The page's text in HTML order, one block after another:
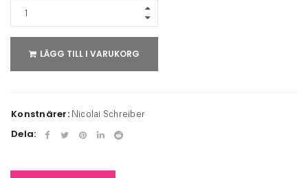
LÄGG TILL I VARUKORG
Konstnärer: Nicolai Schreiber
Dela: